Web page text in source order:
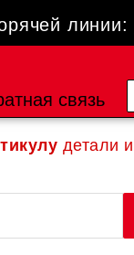
линии:
связь
детали и